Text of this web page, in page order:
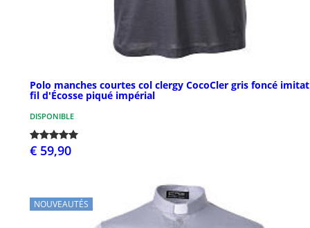
Polo manches courtes col clergy CocoCler gris foncé
fil d'Écosse piqué impérial
DISPONIBLE
€ 59,90
NOUVEAUTÉS